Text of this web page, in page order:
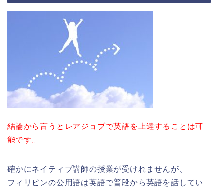
結論から言うとレアジョブで英語を上達することは可
能です。
確かにネイティブ講師の授業が受けれませんが、
フィリピンの公用語は英語で普段から英語を話してい